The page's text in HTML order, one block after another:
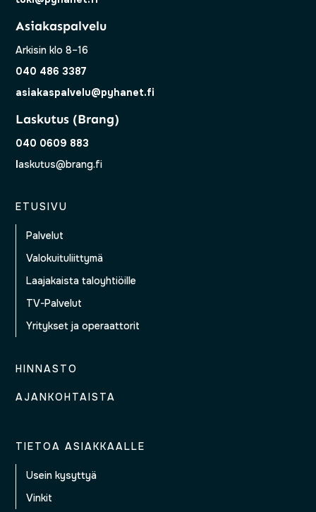
Asiakaspalvelu
Arkisin klo 8–16
040 486 3387
asiakaspalvelu@pyhanet.fi
Laskutus (Brang)
040 0609 883
laskutus@brang.fi
ETUSIVU
Palvelut
Valokuituliittymä
Laajakaista taloyhtiöille
TV-Palvelut
Yritykset ja operaattorit
HINNASTO
AJANKOHTAISTA
TIETOA ASIAKKAALLE
Usein kysyttyä
Vinkit